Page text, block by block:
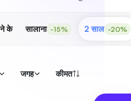
के सालाना -15% 2 साल -20%
जगह कीमत